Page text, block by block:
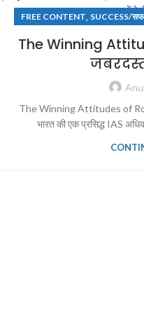
FREE CONTENT, SUCCESS/
The Winning
The Winning Attitudes of
भारत की एक प्रसिद्ध IAS